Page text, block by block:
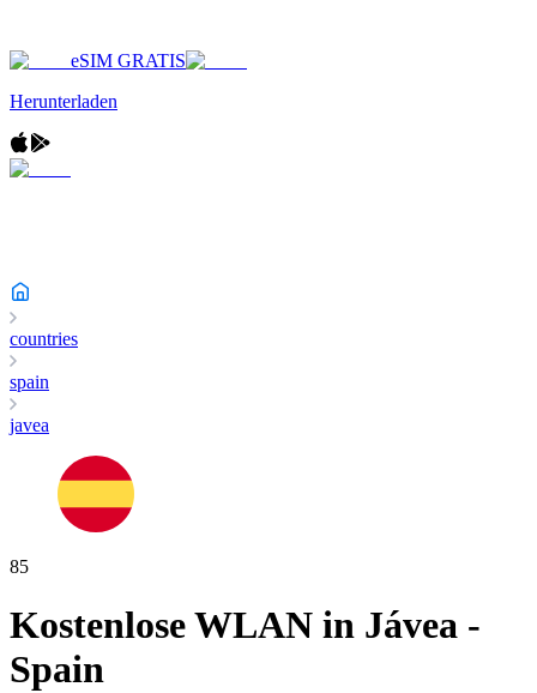
eSIM GRATIS
Herunterladen
countries
spain
javea
85
Kostenlose WLAN in Jávea -
Spain